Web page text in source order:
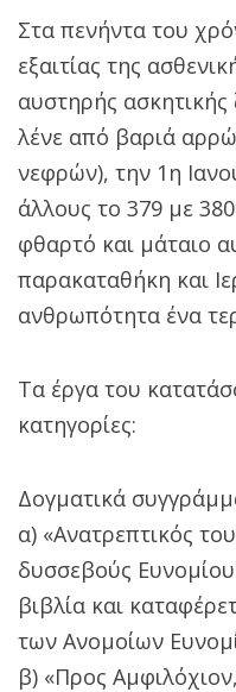
Στα πενήντα του
εξαιτίας της
αυστηρής
λένε από βαριά
νεφρών), την 1η
άλλους το 379 με
φθαρτό και μάταιο
παρακαταθήκη και
ανθρωπότητα ένα
Τα έργα του
κατηγορίες:
Δογματικά
α) «Ανατρεπτικός
δυσσεβούς
βιβλία και
των Ανομοίων
β) «Προς